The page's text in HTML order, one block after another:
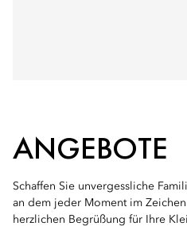
ANGEBOTE
Schaffen Sie unvergessliche
an dem jeder Moment im
herzlichen Begrüßung für Ihre